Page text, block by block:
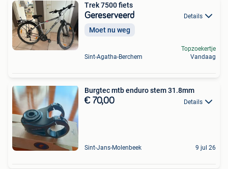
Trek 7500 fiets
Gereserveerd Details
Moet nu weg
Sint-Agatha-Berchem
Topzoekertje
Vandaag
Burgtec mtb enduro stem 31.8mm
€ 70,00 Details
Sint-Jans-Molenbeek 9 jul 26